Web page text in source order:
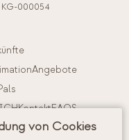
KG-000054
Angebote
KontaktFAQS
von Cookies